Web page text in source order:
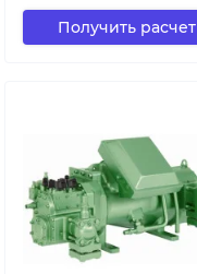
Получить расчет